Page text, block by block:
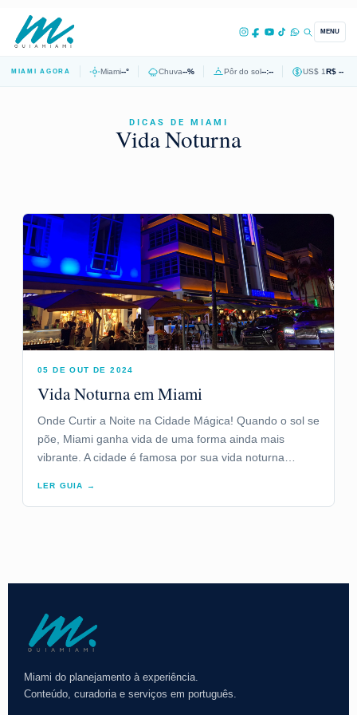
MENU
MIAMI AGORA Miami--° Chuva--% Pôr do sol--:-- US$ 1R$ --
DICAS DE MIAMI
Vida Noturna
05 DE OUT DE 2024
Vida Noturna em Miami
Onde Curtir a Noite na Cidade Mágica! Quando o sol se
põe, Miami ganha vida de uma forma ainda mais
vibrante. A cidade é famosa por sua vida noturna…
LER GUIA →
Miami do planejamento à experiência.
Conteúdo, curadoria e serviços em português.